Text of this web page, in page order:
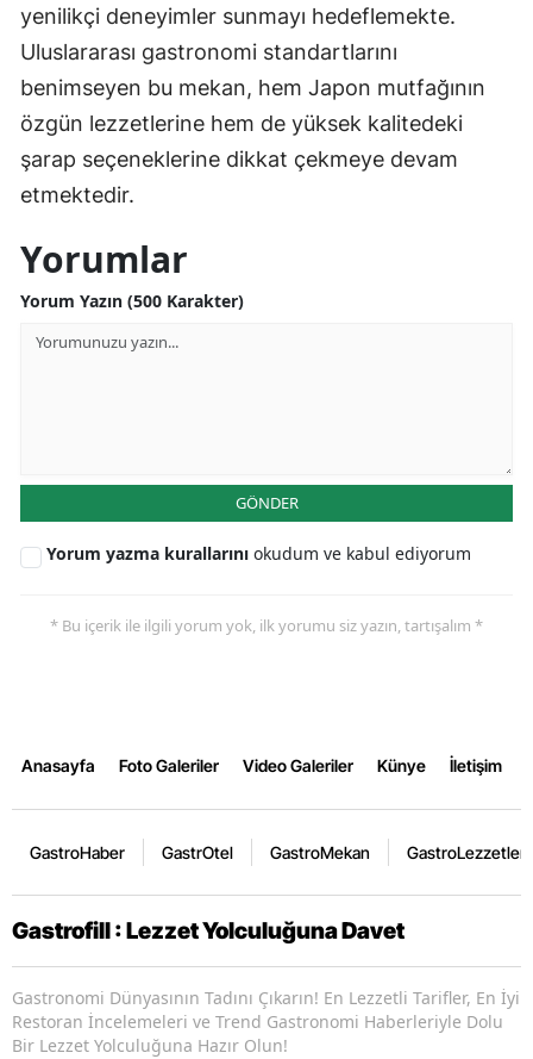
yenilikçi deneyimler sunmayı hedeflemekte.
Uluslararası gastronomi standartlarını
benimseyen bu mekan, hem Japon mutfağının
özgün lezzetlerine hem de yüksek kalitedeki
şarap seçeneklerine dikkat çekmeye devam
etmektedir.
Yorumlar
Yorum Yazın (500 Karakter)
GÖNDER
Yorum yazma kurallarını okudum ve kabul ediyorum
* Bu içerik ile ilgili yorum yok, ilk yorumu siz yazın, tartışalım *
Anasayfa Foto Galeriler Video Galeriler Künye İletişim
GastroHaber GastrOtel GastroMekan GastroLezzetler
Gastrofill : Lezzet Yolculuğuna Davet
Gastronomi Dünyasının Tadını Çıkarın! En Lezzetli Tarifler, En İyi
Restoran İncelemeleri ve Trend Gastronomi Haberleriyle Dolu
Bir Lezzet Yolculuğuna Hazır Olun!